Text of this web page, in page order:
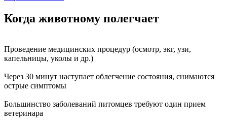
Когда животному полегчает
Проведение медицинских процедур (осмотр, экг, узи,
капельницы, уколы и др.)
Через 30 минут наступает облегчение состояния, снимаются
острые симптомы
Большинство заболеваний питомцев требуют один прием
ветеринара